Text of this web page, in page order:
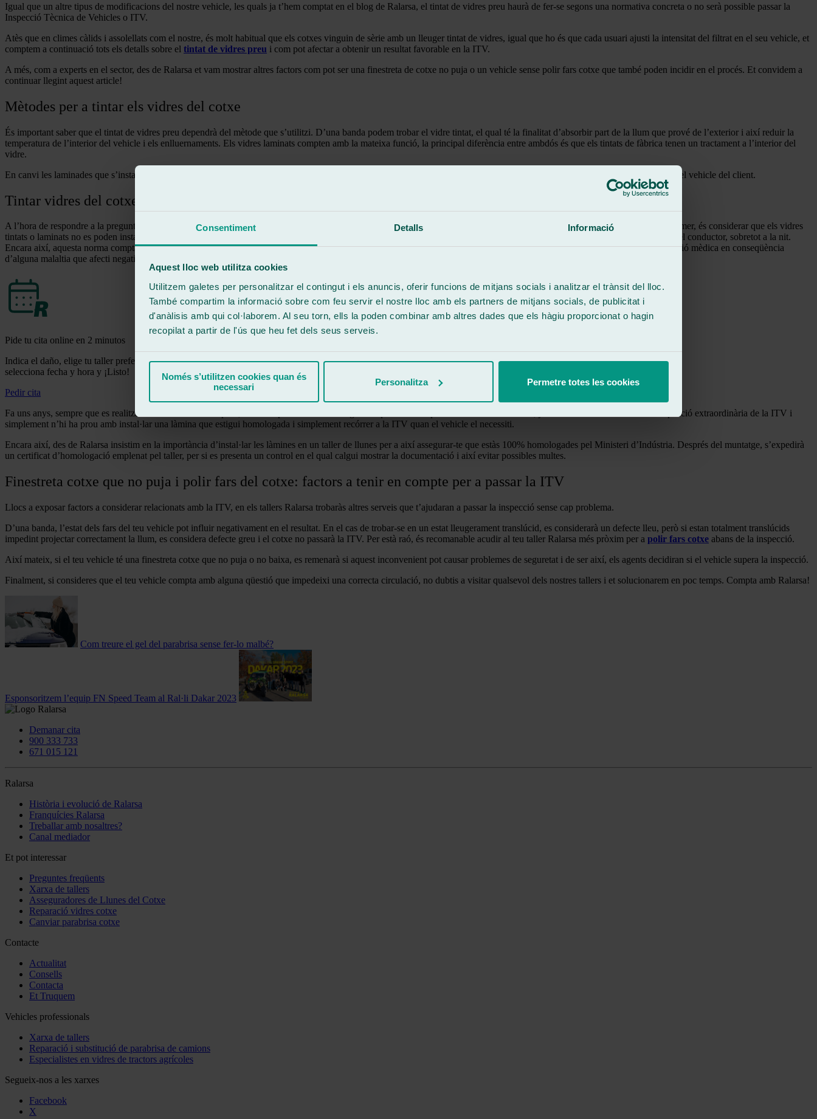
Consentiment Detalls Informació
Aquest lloc web utilitza cookies
Utilitzem galetes per personalitzar el contingut i els anuncis, oferir funcions de mitjans socials i analitzar el trànsit del lloc.
També compartim la informació sobre com feu servir el nostre lloc amb els partners de mitjans socials, de publicitat i
d'anàlisis amb qui col·laborem. Al seu torn, ells la poden combinar amb altres dades que els hàgiu proporcionat o hagin
recopilat a partir de l'ús que heu fet dels seus serveis.
Només s’utilitzen cookies quan és
necessari
Personalitza Permetre totes les cookies
Igual que un altre tipus de modificacions del nostre vehicle, les quals ja t’hem comptat en el blog de Ralarsa, el tintat de vidres preu haurà de fer-se segons una normativa concreta o no serà possible passar la
Inspecció Tècnica de Vehicles o ITV.
Atès que en climes càlids i assolellats com el nostre, és molt habitual que els cotxes vinguin de sèrie amb un lleuger tintat de vidres, igual que ho és que cada usuari ajusti la intensitat del filtrat en el seu vehicle, et
comptem a continuació tots els detalls sobre el tintat de vidres preu i com pot afectar a obtenir un resultat favorable en la ITV.
A més, com a experts en el sector, des de Ralarsa et vam mostrar altres factors com pot ser una finestreta de cotxe no puja o un vehicle sense polir fars cotxe que també poden incidir en el procés. Et convidem a
continuar llegint aquest article!
Mètodes per a tintar els vidres del cotxe
És important saber que el tintat de vidres preu dependrà del mètode que s’utilitzi. D’una banda podem trobar el vidre tintat, el qual té la finalitat d’absorbir part de la llum que prové de l’exterior i així reduir la
temperatura de l’interior del vehicle i els enlluernaments. Els vidres laminats compten amb la mateixa funció, la principal diferència entre ambdós és que els tintats de fàbrica tenen un tractament a l’interior del
vidre.
En canvi les laminades que s’instal·len en els tallers Ralarsa, són vidres convencionals als quals afegim una fina làmina de foscor totalment variable en funció de les necessitats del vehicle del client.
Tintar vidres del cotxe i obtenir un resultat favorable a la ITV
A l’hora de respondre a la pregunta de si és possible passar la Inspecció Tècnica de Vehicles després de tintar vidres cotxe, serà necessari tenir en compte diversos matisos. El primer, és considerar que els vidres
tintats o laminats no es poden instal·lar en les posicions davanteres, tant en el vidre frontal com en les finestretes laterals, pel fet que això podria influir negativament en la visió del conductor, sobretot a la nit.
Encara així, aquesta norma compta amb algunes excepcions, com és el cas dels vehicles oficials i dels cossos de seguretat, vehicles de persones en risc d’amenaça o per prescripció mèdica en conseqüència
d’alguna malaltia que afecti negativament l’exposició als raigs del sol.
Pide tu cita online en 2 minutos
Indica el daño, elige tu taller preferido
selecciona fecha y hora y ¡Listo!
Pedir cita
Fa uns anys, sempre que es realitzava un tintat de vidres preu, havia de passar una homologació específica. Després de la reforma de la llei, ja no és necessari realitzar una inspecció extraordinària de la ITV i
simplement n’hi ha prou amb instal·lar una làmina que estigui homologada i simplement recórrer a la ITV quan el vehicle el necessiti.
Encara així, des de Ralarsa insistim en la importància d’instal·lar les làmines en un taller de llunes per a així assegurar-te que estàs 100% homologades pel Ministeri d’Indústria. Després del muntatge, s’expedirà
un certificat d’homologació emplenat pel taller, per si es presenta un control en el qual calgui mostrar la documentació i així evitar possibles multes.
Finestreta cotxe que no puja i polir fars del cotxe: factors a tenir en compte per a passar la ITV
Llocs a exposar factors a considerar relacionats amb la ITV, en els tallers Ralarsa trobaràs altres serveis que t’ajudaran a passar la inspecció sense cap problema.
D’una banda, l’estat dels fars del teu vehicle pot influir negativament en el resultat. En el cas de trobar-se en un estat lleugerament translúcid, es considerarà un defecte lleu, però si estan totalment translúcids
impedint projectar correctament la llum, es considera defecte greu i el cotxe no passarà la ITV. Per està raó, és recomanable acudir al teu taller Ralarsa més pròxim per a polir fars cotxe abans de la inspecció.
Així mateix, si el teu vehicle té una finestreta cotxe que no puja o no baixa, es remenarà si aquest inconvenient pot causar problemes de seguretat i de ser així, els agents decidiran si el vehicle supera la inspecció.
Finalment, si consideres que el teu vehicle compta amb alguna qüestió que impedeixi una correcta circulació, no dubtis a visitar qualsevol dels nostres tallers i et solucionarem en poc temps. Compta amb Ralarsa!
Com treure el gel del parabrisa sense fer-lo malbé?
Esponsoritzem l’equip FN Speed ​​Team al Ral·li Dakar 2023
Demanar cita
900 333 733
671 015 121
Ralarsa
Història i evolució de Ralarsa
Franquícies Ralarsa
Treballar amb nosaltres?
Canal mediador
Et pot interessar
Preguntes freqüents
Xarxa de tallers
Asseguradores de Llunes del Cotxe
Reparació vidres cotxe
Canviar parabrisa cotxe
Contacte
Actualitat
Consells
Contacta
Et Truquem
Vehicles professionals
Xarxa de tallers
Reparació i substitució de parabrisa de camions
Especialistes en vidres de tractors agrícoles
Segueix-nos a les xarxes
Facebook
X